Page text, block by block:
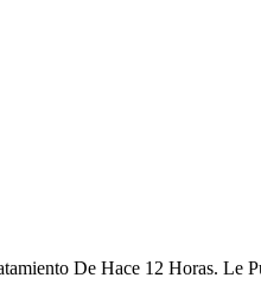
De Hace 12 Horas. Le